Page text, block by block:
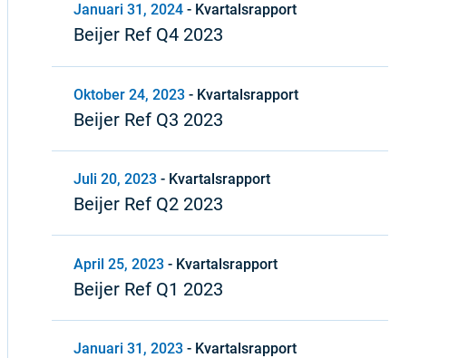
Januari 31, 2024- Kvartalsrapport
Beijer Ref Q4 2023
Oktober 24, 2023- Kvartalsrapport
Beijer Ref Q3 2023
Juli 20, 2023- Kvartalsrapport
Beijer Ref Q2 2023
April 25, 2023- Kvartalsrapport
Beijer Ref Q1 2023
Januari 31, 2023- Kvartalsrapport